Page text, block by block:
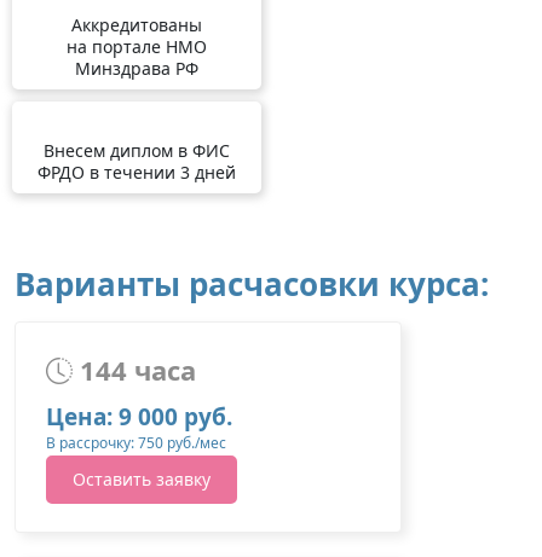
Аккредитованы
на портале НМО
Минздрава РФ
Внесем диплом в ФИС
ФРДО в течении 3 дней
Варианты расчасовки курса:
144 часа
Цена: 9 000 руб.
В рассрочку: 750 руб./мес
Оставить заявку